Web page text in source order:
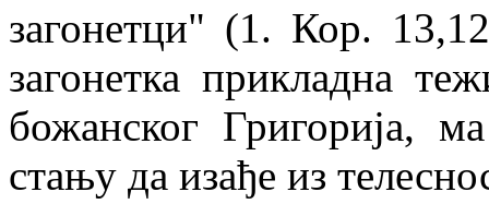
загонетци" (1. Кор.
загонетка прикладна
божанског Григорија,
стању да изађе из